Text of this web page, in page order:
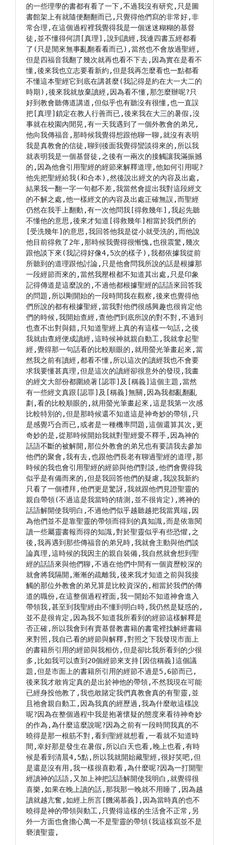
的一些理學的書都有看了一下,不過我沒有研究,只是圖
書館架上有就隨便翻翻而已,只覺得他們寫的非常好,非
常合理,在這個過程裡我覺得我是一個迷迷糊糊的基督
徒,並不懂得何謂[真理],說到讀經,我連四書五經都看
了(只是閒來無事亂翻看看而已),當然也不會放過聖經,
但是四福音我翻了幾次就再也看不下去,因為實在是看不
懂,後來我也立志要看新約,但是我再怎麼看也一點都看
不懂這本聖經它到底在講甚麼(我記得是約在大一大二的
時期),後來我就放棄讀經,因為看不懂,那怎麼辦呢?只
好到教會聽傳道講道,但似乎也有聽沒有很懂,也一直誤
把[真理]鎖定在教人行善而已,後來我在大三的暑假,沒
事就在校園內閒晃,有一天我遇到了一個外教會的弟兄,
他向我傳福音,那時候我覺得想跟他聊一聊,就沒有表明
我是真教會的信徒,聊到後面我覺得蠻談得來的,所以我
就表明我是一個基督徒,之後有一兩次的接觸讓我滿振撼
的,因為他會引用聖經的經節來解釋道理,他如何引用呢?
他先把聖經給我(和合本),然後說出經文的內容及出處,
結果我一翻一字一句都不差,我當然會提出我對這段經文
的不解之處,他一樣經文的內容及出處正確無誤,而聖經
仍然在我手上翻動,有一次他問我[得救幾年],我起先聽
不懂他的意思,後來才知道[得救幾年]相當於我們所的
[受洗幾年]的意思,我回答他我是從小就受洗的,而他說
他目前得救了2年,那時候我覺得很慚愧,也很震驚,幾次
跟他談下來(我記得好像4,5次的樣子),我都依據我從前
所聽到的道理跟他討論,只是他會問我所說的話是根據那
一段經節而來的,當然我壓根都不知道其出處,只是印象
記得傳道是這麼說的,不過他都根據聖經的話語來回答我
的問題,所以剛開始的一段時間我在觀察,後來也覺得他
們所說的都有根據聖經,當我對他們很感興趣也很肯定他
們的時候,我開始查經,查他們到底所說的對不對,不過到
也查不出對與錯,只知道聖經上真的有這樣一句話,之後
我就由查經便成讀經,這時候神就親自動工,我就拿起聖
經,覺得那一句話看的比較順眼的,就用螢光筆畫起來,當
然我之前有讀經,都看不懂,所以這次的讀經我也不會要
求我要懂甚真理,但是這次的讀經卻很意外的發現,我畫
的經文大部份都圍繞著[認罪]及[稱義]這個主題,當然
有一些經文真跟[認罪]及[稱義]無關,因為我都亂翻亂
劃,看的比較順眼的,就用螢光筆畫起來,這是我第一次感
比較特別的,但是那時候還不知道這是神奇妙的帶領,只
是感覺巧合而已,或者是一種機率問題,這個還算其次,更
奇妙的是,從那時候開始我就對聖經愛不釋手,因為神的
話語不斷的被解開,那位外教會的弟兄也有要請我去參加
他們的聚會,我有去,也跟他們長老有聊過聖經的道理,那
時候的我也會引用聖經的經節與他們對談,他們會覺得我
似乎是有備而來的,但是我回答他們的疑慮,我說我新約
只看了一個禮拜,他們更是驚訝,我就跟他們見證聖靈的
親自帶領(不過這是我當時的猜測,並不很肯定),將神的
話語解開使我明白,不過他們似乎越聽越把我當異端,因
為他們並不是靠聖靈的帶領而得到的真知識,而是依靠閱
讀一些屬靈書報而得的知識,對於聖靈似乎有些恐懼,之
後,我再遇到那些傳福音的弟兄時,我就會主動與他們談
論真理,這時候的我因主的親自裝備,我自然就會想到聖
經的話語來與他們聊,不過在他們中間有一個資歷較深的
就會將我隔開,漸漸的疏離我,後來我才知道之前與我接
觸的那位外教會的弟兄算是比較資深的,相當於我們的傳
道的職份,在這整個過程裡面,我一開始不知道神會進入
帶領我,甚至到我聖經由不懂到明白時,我仍然是疑惑的,
並不是很肯定,因為我不知道我所看到的經節這樣解釋是
否正確,所以我會到有賣基督教書籍的書電裡找解經書籍
來對照,我自己看的經節與解釋,對照之下我發現市面上
的書籍所引用的經節與我相仿,但是卻比我所看到的少很
多,比如我可以查到20個經節來支持[因信稱義]這個議
題,但是市面上的書籍所引用的經節不過是5,6節而已,
後來我才敢肯定真的是出於神他的帶領,不然我現在可能
已經身投他教了,我也敢賭定我們真教會真的有聖靈,並
且祂會親自動工,因為我真的經歷過,我為什麼敢這樣說
呢?因為在整個過程中我是抱著懷疑的態度來看待神奇妙
的作為,為什麼這麼說呢?因為之前有一段時間我真的不
曉得是那一根筋不對,看到聖經就想看,一看就不知道時
間,幸好那是發生在暑假,所以白天也看,晚上也看,有時
候是看到清晨4,5點,所以我就開始藏聖經,很好笑吧,但
是還是沒有用,我一樣很喜歡看,為什麼呢?因為一打開聖
經讀神的話語,又加上神把話語解開使我明白,就覺得很
喜樂,如果在晚上讀的話,那我那一晚就不用睡了,因為越
讀就越亢奮,如經上所言[饑渴慕義],因為當時真的也不
曉得是神的帶領與動工,只覺得這樣的生活會不正常,另
外一方面也會擔心萬一不是聖靈的帶領(我這樣寫並不是
褻瀆聖靈,